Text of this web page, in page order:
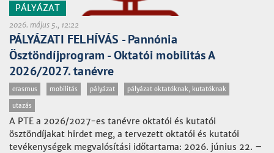
PÁLYÁZAT
2026. május 5., 12:22
PÁLYÁZATI FELHÍVÁS - Pannónia
Ösztöndíjprogram - Oktatói mobilitás A
2026/2027. tanévre
erasmus mobilitás pályázat pályázat oktatóknak, kutatóknak
utazás
A PTE a 2026/2027-es tanévre oktatói és kutatói
ösztöndíjakat hirdet meg, a tervezett oktatói és kutatói
tevékenységek megvalósítási időtartama: 2026. június 22. –